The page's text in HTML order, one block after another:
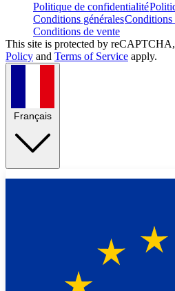
Politique de confidentialité
Conditions généralesConditions
Conditions de vente
This site is protected by
Policy and Terms of Service apply.
Français